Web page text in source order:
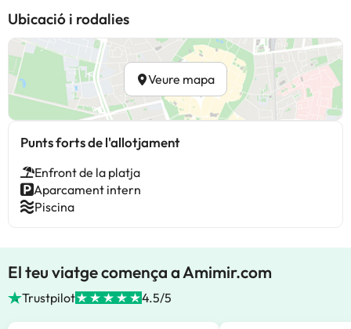
Ubicació i rodalies
Veure mapa
Punts forts de l'allotjament
Enfront de la platja
Aparcament intern
Piscina
El teu viatge comença a Amimir.com
Trustpilot 4.5/5